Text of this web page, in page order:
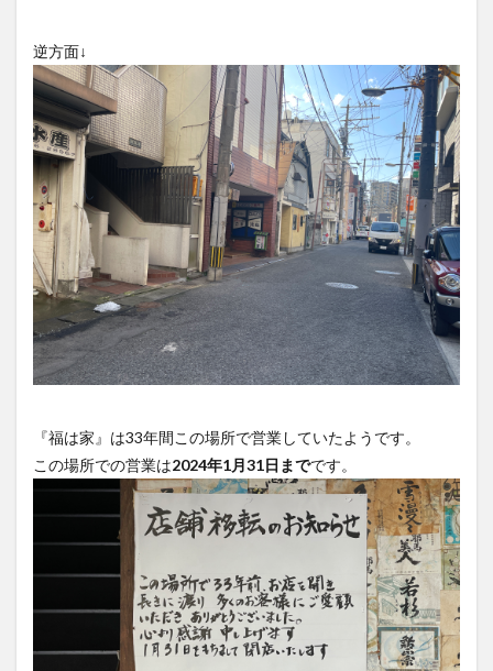
この場所での営業は2024年1月31日までです。
大分駅近く
姫島村
子ども教室 子ども服
子育て
宇佐市
居酒屋 屋台
平和市民公園能楽堂
庄内町カフェ
府内 投票 挾間町
新幹線
新店
日出町 日田市
昆虫食
明豊
書店 期間限定 本
杵築市
津久見市
海開き 温泉 湧水
湯布院
滝
漢方 炭火焼き 焼き菓子
犬
玖珠郡
由布市 由布院 甲子園
石仏
磨崖仏
祝祭の広場 神社 祭り
秋
移転
竹田 竹田市 竹田市ディナー
紅葉
衆議院選挙
複合公共施設 観光
観光スポット
話題
豊後大野 豊後大野市
豊後高田市
鉄道ジオラマ
閉店 閉院 開店
開店閉店
開店閉店まとめ
開院 韓国
韓国料理
音楽
飛行機 飲み物 高崎山 鰻